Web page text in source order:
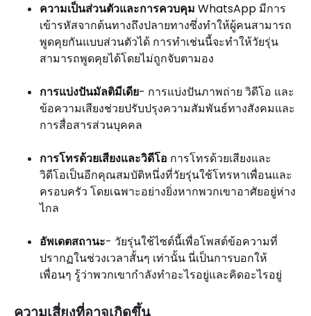
ความเป็นส่วนตัวและการควบคุม WhatsApp มีการ
เข้ารหัสจากต้นทางถึงปลายทางซึ่งทำให้ผู้คนสามารถ
พูดคุยกันแบบส่วนตัวได้ การทำเช่นนี้จะทำให้วัยรุ่น
สามารถพูดคุยได้โดยไม่ถูกจับตามอง
การแบ่งปันมัลติมีเดีย- การแบ่งปันภาพถ่าย วิดีโอ และ
ข้อความเสียงช่วยปรับปรุงความสัมพันธ์ทางสังคมและ
การสื่อสารส่วนบุคคล
การโทรด้วยเสียงและวิดีโอ การโทรด้วยเสียงและ
วิดีโอเป็นอีกคุณสมบัติหนึ่งที่วัยรุ่นใช้โทรหาเพื่อนและ
ครอบครัว โดยเฉพาะอย่างยิ่งหากพวกเขาอาศัยอยู่ห่าง
ไกล
อัพเดตสถานะ- วัยรุ่นใช้ไซต์นี้เพื่อโพสต์ข้อความที่
ปรากฏในช่วงเวลาสั้นๆ เท่านั้น นี่เป็นการบอกให้
เพื่อนๆ รู้ว่าพวกเขากำลังทำอะไรอยู่และคิดอะไรอยู่